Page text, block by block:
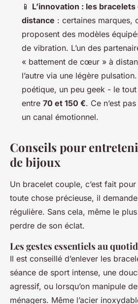
📱 L’innovation : les
distance : certaines marques,
proposent des modèles
de vibration. L’un des
« battement de cœur » à
l’autre via une légère
poétique, un peu geek - le
entre 70 et 150 €. Ce n’est
un canal émotionnel.
Conseils pour
de bijoux
Un bracelet couple, c’est fait
toute chose précieuse, il
régulière. Sans cela, même le
perdre de son éclat.
Les gestes essentiels au
Il est conseillé d’enlever les
séance de sport intense, une
agressif, ou lorsqu’on manipule
ménagers. Même l’acier